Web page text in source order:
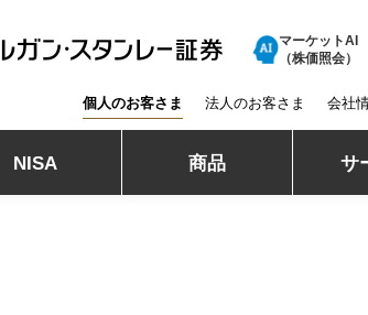
・スタンレー証券
マーケットAI
（株価照会）
NISA 商品 サ
個人のお客さま 法人のお客さま 会社